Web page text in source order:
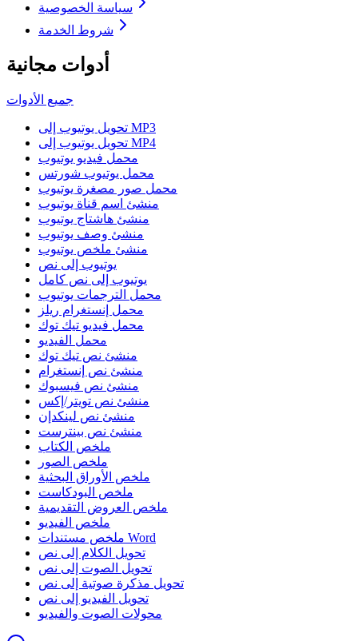
سياسة الخصوصية
شروط الخدمة
أدوات مجانية
جميع الأدوات
تحويل يوتيوب إلى MP3
تحويل يوتيوب إلى MP4
محمل فيديو يوتيوب
محمل يوتيوب شورتس
محمل صور مصغرة يوتيوب
منشئ اسم قناة يوتيوب
منشئ هاشتاج يوتيوب
منشئ وصف يوتيوب
منشئ ملخص يوتيوب
يوتيوب إلى نص
يوتيوب إلى نص كامل
محمل الترجمات يوتيوب
محمل إنستغرام ريلز
محمل فيديو تيك توك
محمل الفيديو
منشئ نص تيك توك
منشئ نص إنستغرام
منشئ نص فيسبوك
منشئ نص تويتر/إكس
منشئ نص لينكدإن
منشئ نص بينترست
ملخص الكتاب
ملخص الصور
ملخص الأوراق البحثية
ملخص البودكاست
ملخص العروض التقديمية
ملخص الفيديو
ملخص مستندات Word
تحويل الكلام إلى نص
تحويل الصوت إلى نص
تحويل مذكرة صوتية إلى نص
تحويل الفيديو إلى نص
محولات الصوت والفيديو